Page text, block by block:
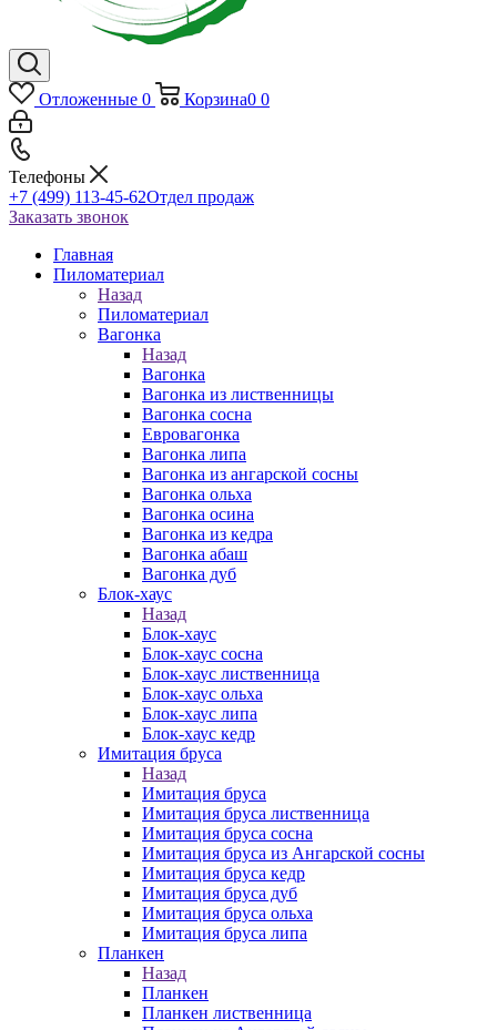
Отложенные 0 Корзина0 0
Телефоны
+7 (499) 113-45-62Отдел продаж
Заказать звонок
Главная
Пиломатериал
Назад
Пиломатериал
Вагонка
Назад
Вагонка
Вагонка из лиственницы
Вагонка сосна
Евровагонка
Вагонка липа
Вагонка из ангарской сосны
Вагонка ольха
Вагонка осина
Вагонка из кедра
Вагонка абаш
Вагонка дуб
Блок-хаус
Назад
Блок-хаус
Блок-хаус сосна
Блок-хаус лиственница
Блок-хаус ольха
Блок-хаус липа
Блок-хаус кедр
Имитация бруса
Назад
Имитация бруса
Имитация бруса лиственница
Имитация бруса сосна
Имитация бруса из Ангарской сосны
Имитация бруса кедр
Имитация бруса дуб
Имитация бруса ольха
Имитация бруса липа
Планкен
Назад
Планкен
Планкен лиственница